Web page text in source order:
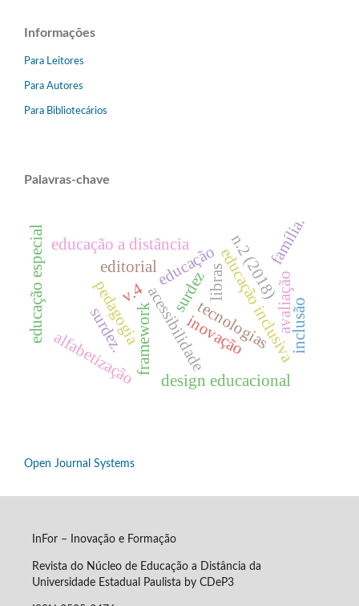
Informações
Para Leitores
Para Autores
Para Bibliotecários
Palavras-chave
educação
educação a distância
educação inclusiva
acessibilidade
framework
design educacional
tecnologias
inovação
avaliação
pedagogia
editorial
v.4 n.2 (2018)
libras
família.
alfabetização
educação especial surdez. inclusão
surdez
Open Journal Systems
InFor – Inovação e Formação
Revista do Núcleo de Educação a Distância da
Universidade Estadual Paulista by CDeP3